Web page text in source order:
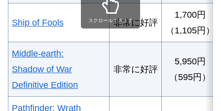
Ship of Fools 非常に好評
1,700円
（1,105円）
Middle-earth:
Shadow of War
Definitive Edition
非常に好評
5,950円
（595円）
Pathfinder: Wrath
スクロールできます